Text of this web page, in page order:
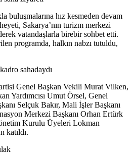
buluşmalarına hız kesmeden devam
Sakarya’nın turizm merkezi
vatandaşlarla birebir sohbet etti.
programda, halkın nabzı tutuldu,
sahadaydı
Genel Başkan Vekili Murat Vilken,
Yardımcısı Umut Örsel, Genel
Selçuk Bakır, Mali İşler Başkanı
Merkezi Başkanı Orhan Ertürk
Kurulu Üyeleri Lokman
katıldı.